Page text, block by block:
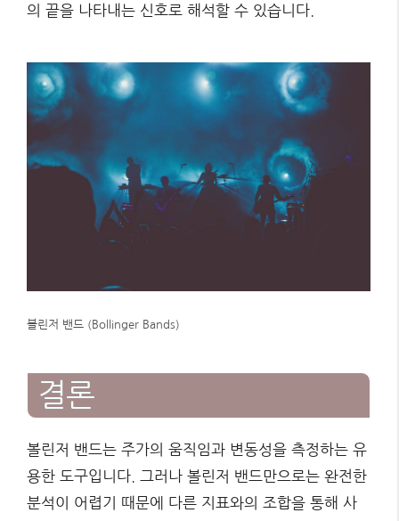
의 끝을 나타내는 신호로 해석할 수 있습니다.
볼린저 밴드 (Bollinger Bands)
결론
볼린저 밴드는 주가의 움직임과 변동성을 측정하는 유
용한 도구입니다. 그러나 볼린저 밴드만으로는 완전한
분석이 어렵기 때문에 다른 지표와의 조합을 통해 사